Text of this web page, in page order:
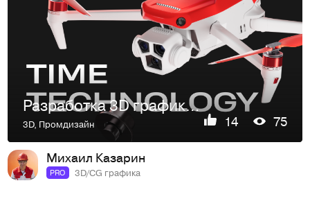
Разработка 3D графики для сайта Time Technology
3D, Промдизайн 14 75
Михаил Казарин
PRO 3D/CG графика